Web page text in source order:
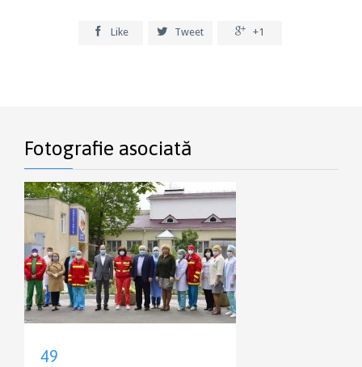
 Like  Tweet  +1
Fotografie asociată
49